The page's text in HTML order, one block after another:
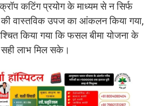
कटिंग प्रयोग के माध्यम से न सिर्फ
वास्तविक उपज का आंकलन किया गया,
किया गया कि फसल बीमा योजना के
लाभ मिल सके।